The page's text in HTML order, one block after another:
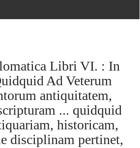
Libri VI. : In
Ad Veterum
antiquitatem,
... quidquid
historicam,
disciplinam pertinet,